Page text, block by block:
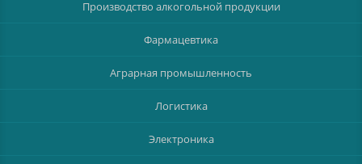
Производство алкогольной продукции
Фармацевтика
Аграрная промышленность
Логистика
Электроника